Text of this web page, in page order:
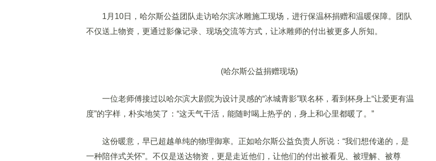
1月10日，哈尔斯公益团队走访哈尔滨冰雕施工现场，进行保温杯捐赠和温暖保障。团队
不仅送上物资，更通过影像记录、现场交流等方式，让冰雕师的付出被更多人所知。
(哈尔斯公益捐赠现场)
一位老师傅接过以哈尔滨大剧院为设计灵感的“冰城青影”联名杯，看到杯身上“让爱更有温
度”的字样，朴实地笑了：“这天气干活，能随时喝上热乎的，身上和心里都暖了。”
这份暖意，早已超越单纯的物理御寒。正如哈尔斯公益负责人所说：“我们想传递的，是
一种陪伴式关怀”。不仅是送达物资，更是走近他们，让他们的付出被看见、被理解、被尊